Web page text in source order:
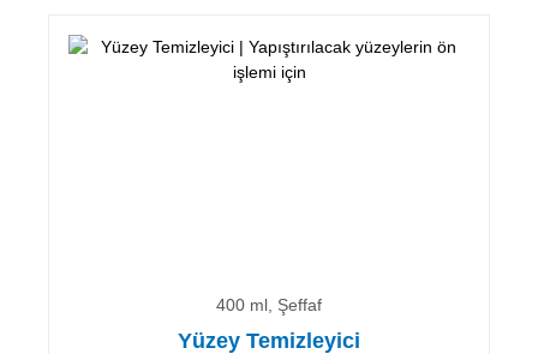
400 ml, Şeffaf
Yüzey Temizleyici